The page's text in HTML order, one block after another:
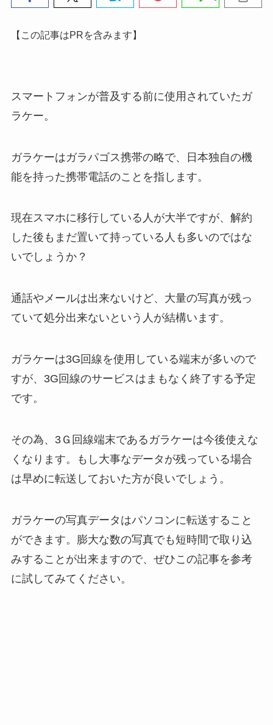
【この記事はPRを含みます】
スマートフォンが普及する前に使用されていたガ
ラケー。
ガラケーはガラパゴス携帯の略で、
日本独自の機
能を持った携帯電話のことを指します。
現在スマホに移行している人が大半ですが、 解約
した後もまだ置いて持っている人も多いのではな
いでしょうか？
通話やメールは出来ないけど、 大量の写真が残っ
ていて処分出来ないという人が結構います。
ガラケーは3G回線を使用している端末が多いので
すが、 3G回線のサービスはまもなく終了する予定
です。
その為、3Ｇ回線端末であるガラケーは今後使えな
くなります。
もし大事なデータが残っている場合
は早めに転送しておいた方が良いでしょう。
ガラケーの写真データはパソコンに転送すること
ができます。 膨大な数の写真でも短時間で取り込
みすることが出来ますので、 ぜひこの記事を参考
に試してみてください。